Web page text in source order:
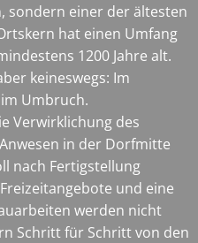
sondern einer der ältesten
hat einen Umfang
1200 Jahre alt.
keineswegs: Im
Umbruch.
Verwirklichung des
in der Dorfmitte
nach Fertigstellung
und eine
werden nicht
Schritt für Schritt von den